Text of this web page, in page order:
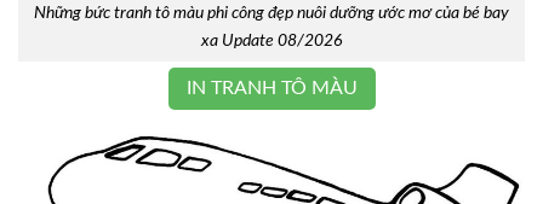
Những bức tranh tô màu phi công đẹp nuôi dưỡng ước mơ của bé bay
xa Update 08/2026
IN TRANH TÔ MÀU